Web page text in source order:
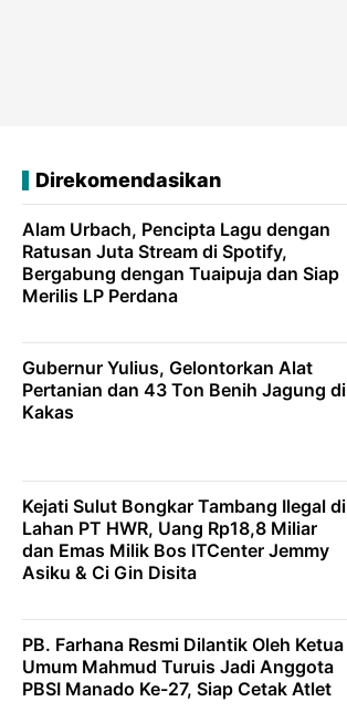
Direkomendasikan
Alam Urbach, Pencipta Lagu dengan
Ratusan Juta Stream di Spotify,
Bergabung dengan Tuaipuja dan Siap
Merilis LP Perdana
Gubernur Yulius, Gelontorkan Alat
Pertanian dan 43 Ton Benih Jagung di
Kakas
Kejati Sulut Bongkar Tambang Ilegal di
Lahan PT HWR, Uang Rp18,8 Miliar
dan Emas Milik Bos ITCenter Jemmy
Asiku & Ci Gin Disita
PB. Farhana Resmi Dilantik Oleh Ketua
Umum Mahmud Turuis Jadi Anggota
PBSI Manado Ke-27, Siap Cetak Atlet